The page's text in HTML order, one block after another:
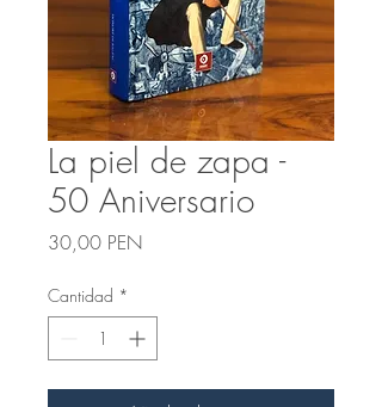
La piel de zapa -
50 Aniversario
30,00 PENPrecio
Cantidad *